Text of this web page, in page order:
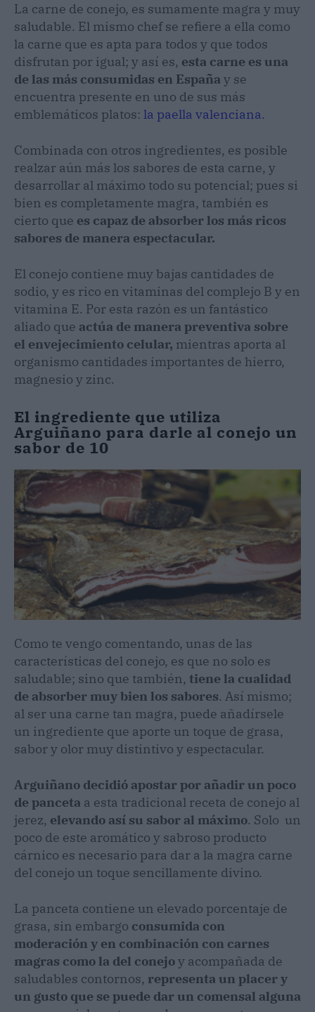
La carne de conejo, es sumamente magra y muy
saludable. El mismo chef se refiere a ella como
la carne que es apta para todos y que todos
disfrutan por igual; y así es, esta carne es una
de las más consumidas en España y se
encuentra presente en uno de sus más
emblemáticos platos: la paella valenciana.
Combinada con otros ingredientes, es posible
realzar aún más los sabores de esta carne, y
desarrollar al máximo todo su potencial; pues si
bien es completamente magra, también es
cierto que es capaz de absorber los más ricos
sabores de manera espectacular.
El conejo contiene muy bajas cantidades de
sodio, y es rico en vitaminas del complejo B y en
vitamina E. Por esta razón es un fantástico
aliado que actúa de manera preventiva sobre
el envejecimiento celular, mientras aporta al
organismo cantidades importantes de hierro,
magnesio y zinc.
El ingrediente que utiliza
Arguiñano para darle al conejo un
sabor de 10
Como te vengo comentando, unas de las
características del conejo, es que no solo es
saludable; sino que también, tiene la cualidad
de absorber muy bien los sabores. Así mismo;
al ser una carne tan magra, puede añadírsele
un ingrediente que aporte un toque de grasa,
sabor y olor muy distintivo y espectacular.
Arguiñano decidió apostar por añadir un poco
de panceta a esta tradicional receta de conejo al
jerez, elevando así su sabor al máximo. Solo un
poco de este aromático y sabroso producto
cárnico es necesario para dar a la magra carne
del conejo un toque sencillamente divino.
La panceta contiene un elevado porcentaje de
grasa, sin embargo consumida con
moderación y en combinación con carnes
magras como la del conejoy acompañada de
saludables contornos, representa un placer y
un gusto que se puede dar un comensal alguna